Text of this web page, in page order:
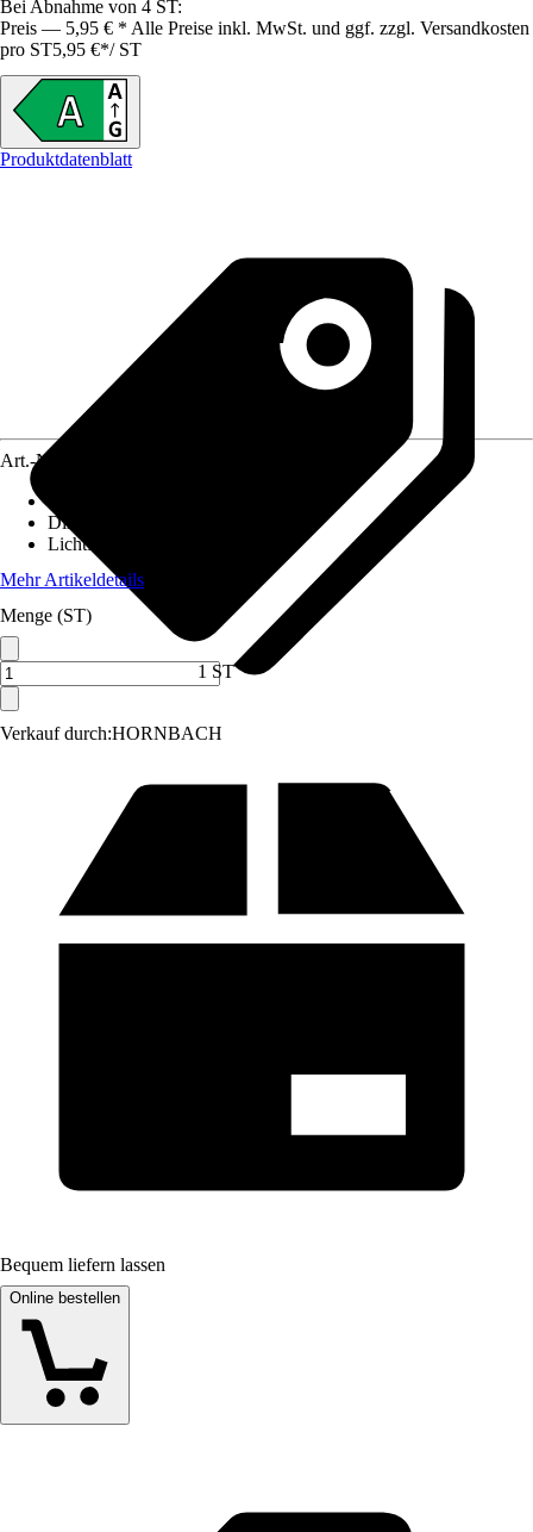
Bei Abnahme von 4 ST:
Preis — 5,95 € * Alle Preise inkl. MwSt. und ggf. zzgl. Versandkosten
pro ST5,95 €*/ ST
Produktdatenblatt
Verkauf durch:HORNBACH
Art.-Nr.
Dimmbar
Lichtfarbe
Mehr Artikeldetails
Menge (ST)
1 ST
Bequem liefern lassen
Online bestellen